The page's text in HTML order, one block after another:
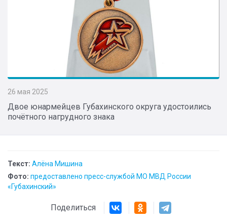
26 мая 2025
Двое юнармейцев Губахинского округа удостоились
почётного нагрудного знака
Текст: Алёна Мишина
Фото: предоставлено пресс-службой МО МВД России
«Губахинский»
Поделиться